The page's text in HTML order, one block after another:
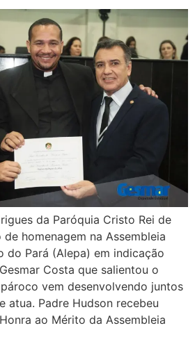
da Paróquia Cristo Rei de
homenagem na Assembleia
do Pará (Alepa) em indicação
Costa que salientou o
vem desenvolvendo juntos
atua. Padre Hudson recebeu
ao Mérito da Assembleia